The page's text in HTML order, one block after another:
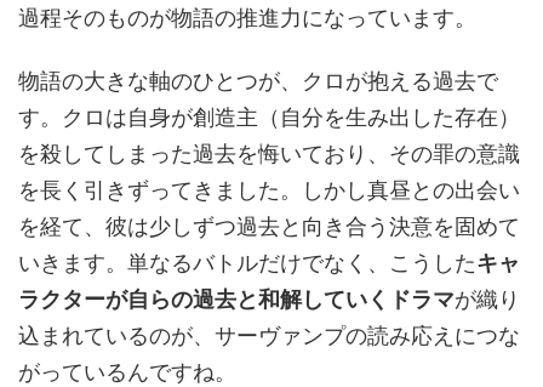
過程そのものが物語の推進力になっています。
物語の大きな軸のひとつが、クロが抱える過去で
す。クロは自身が創造主（自分を生み出した存在）
を殺してしまった過去を悔いており、その罪の意識
を長く引きずってきました。しかし真昼との出会い
を経て、彼は少しずつ過去と向き合う決意を固めて
いきます。単なるバトルだけでなく、こうしたキャ
ラクターが自らの過去と和解していくドラマが織り
込まれているのが、サーヴァンプの読み応えにつな
がっているんですね。